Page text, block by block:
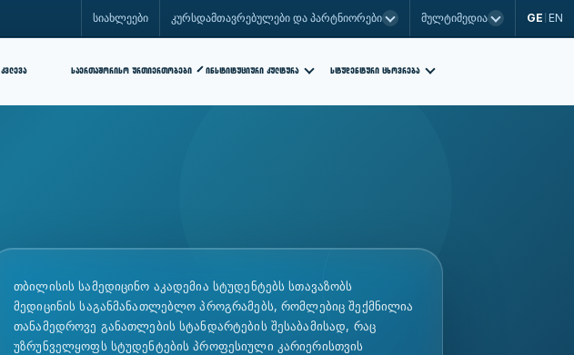
სიახლეები კურსდამთავრებულები და პარტნიორები მულტიმედია GE EN
ᲙᲕᲚᲔᲕᲐ ᲡᲐᲔᲠᲗᲐᲨᲝᲠᲘᲡᲝ ᲣᲠᲗᲘᲔᲠᲗᲝᲑᲔᲑᲘ ᲘᲜᲡᲢᲘᲢᲣᲪᲘᲣᲠᲘ ᲙᲣᲚᲢᲣᲠᲐ ᲡᲢᲣᲓᲔᲜᲢᲣᲠᲘ ᲪᲮᲝᲕᲠᲔᲑᲐ
თბილისის სამედიცინო აკადემია სტუდენტებს სთავაზობს
მედიცინის საგანმანათლებლო პროგრამებს, რომლებიც შექმნილია
თანამედროვე განათლების სტანდარტების შესაბამისად, რაც
უზრუნველყოფს სტუდენტების პროფესიული კარიერისთვის